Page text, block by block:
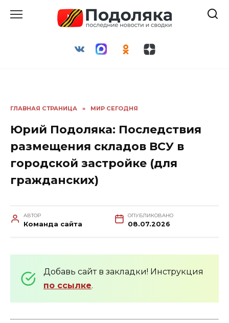
ГЛАВНАЯ СТРАНИЦА » МИР СЕГОДНЯ
Юрий Подоляка: Последствия
размещения складов ВСУ в
городской застройке (для
гражданских)
АВТОР
Команда сайта
ОПУБЛИКОВАНО
08.07.2026
Добавь сайт в закладки! Инструкция
по ссылке.